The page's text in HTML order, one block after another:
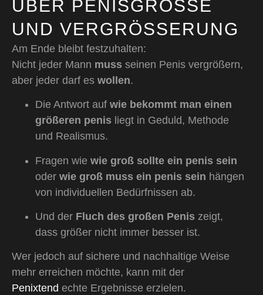
ÜBER PENISGRÖSSE U
ND VERGRÖSSERUNG
Am Ende bleibt festzuhalten:
Nicht jeder Mann muss seinen Penis vergrößern,
aber jeder darf es wollen.
Die Antwort auf wie bekommt man einen
größeren penis liegt in Geduld, Methode
und Realismus.
Fragen wie wie groß sollte ein penis sein
oder wie groß muss ein penis sein hängen
von individuellen Bedürfnissen ab.
Und der Fluch des großen Penis zeigt,
dass größer nicht immer besser ist.
Wer jedoch auf sichere und nachhaltige Weise
mehr erreichen möchte, kann mit der
Penixtend echte Ergebnisse erzielen.